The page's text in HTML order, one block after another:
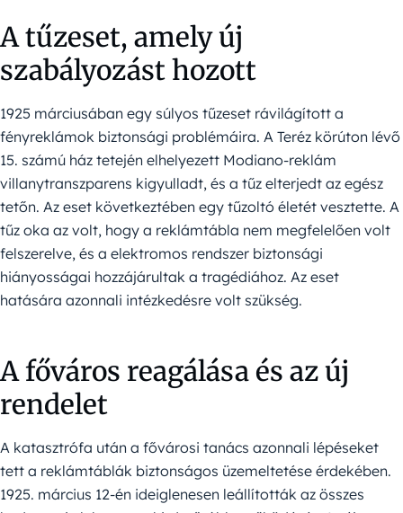
A tűzeset, amely új
szabályozást hozott
1925 márciusában egy súlyos tűzeset rávilágított a
fényreklámok biztonsági problémáira. A Teréz körúton lévő
15. számú ház tetején elhelyezett Modiano-reklám
villanytranszparens kigyulladt, és a tűz elterjedt az egész
tetőn. Az eset következtében egy tűzoltó életét vesztette. A
tűz oka az volt, hogy a reklámtábla nem megfelelően volt
felszerelve, és a elektromos rendszer biztonsági
hiányosságai hozzájárultak a tragédiához. Az eset
hatására azonnali intézkedésre volt szükség.
A főváros reagálása és az új
rendelet
A katasztrófa után a fővárosi tanács azonnali lépéseket
tett a reklámtáblák biztonságos üzemeltetése érdekében.
1925. március 12-én ideiglenesen leállították az összes